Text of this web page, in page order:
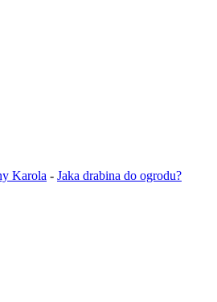
Karola - Jaka drabina do ogrodu​?